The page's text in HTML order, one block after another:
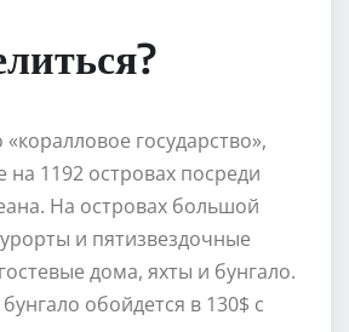
государство»,
1192 островах посреди
На островах большой
и пятизвездочные
дома, яхты и бунгало.
обойдется в 130$ с